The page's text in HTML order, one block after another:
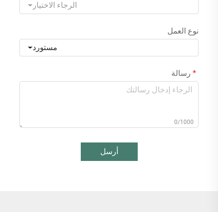
الرجاء الاختيار
نوع العمل
مستورد
رسالة
0/1000
أرسل